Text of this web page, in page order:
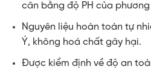
cân bằng độ PH của phương
Nguyên liệu hoàn toàn tự
Ý, không hoá chất gây hại.
Được kiểm định về độ an